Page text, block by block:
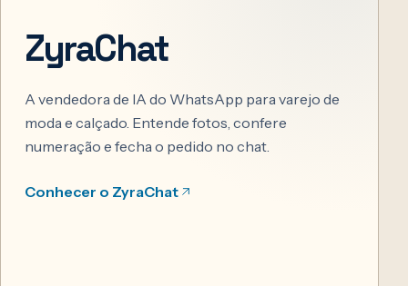
ZyraChat
A vendedora de IA do WhatsApp para varejo de
moda e calçado. Entende fotos, confere
numeração e fecha o pedido no chat.
Conhecer o ZyraChat